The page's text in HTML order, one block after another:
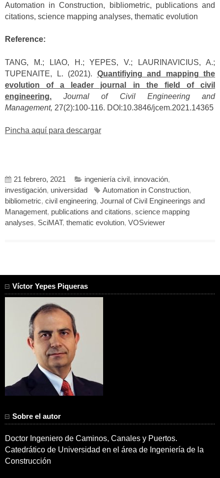
Automation in Construction, bibliometric, publications and
citations, science mapping analyses, thematic evolution
Reference:
TANG, M.; LIAO, H.; YEPES, V.; LAURINAVICIUS, A.;
TUPENAITE, L. (2021). Quantifiying and mapping the
evolution of a leader journal in the field of civil
engineering.
Journal of Civil Engineering and
Management, 27(2):100-116. DOI:10.3846/jcem.2021.14365
Pincha aquí para descargar
21 febrero, 2021 ingeniería civil , innovación,
investigación, universidad Automation in Construction,
bibliometric, civil engineering, Journal of Civil Engineerings and
Management, publications and citations, science mapping
analyses, SciMAT, thematic evolution, VOSviewer
Víctor Yepes Piqueras
Sobre el autor
Doctor Ingeniero de Caminos, Canales y Puertos.
Catedrático de Universidad en el área de Ingeniería de la
Construcción